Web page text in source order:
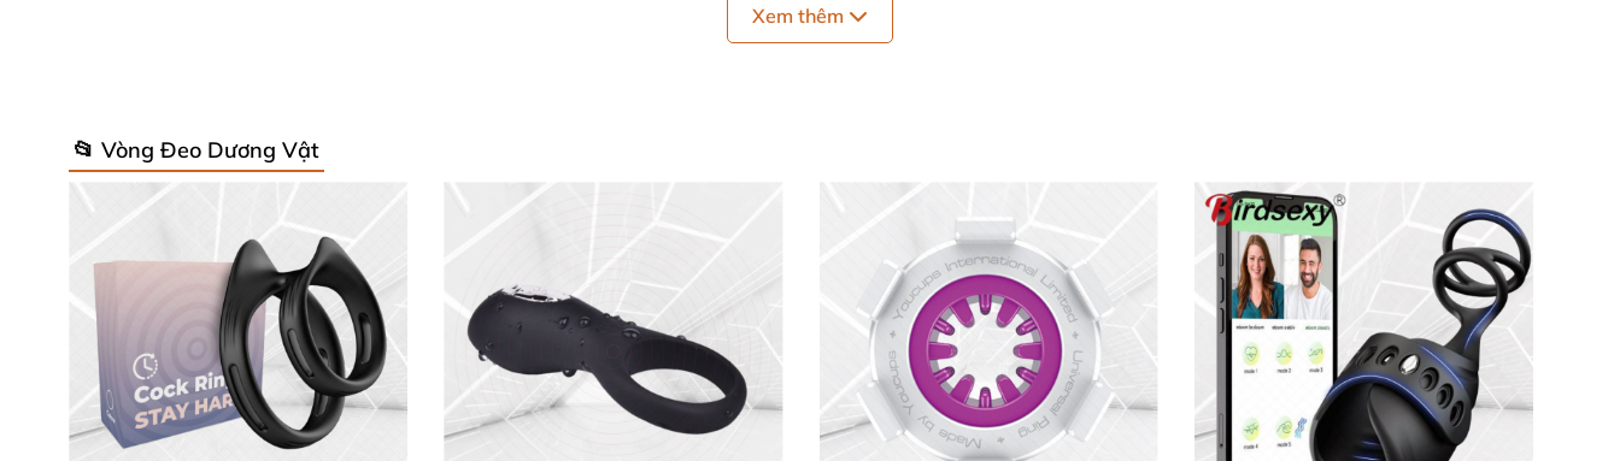
Xem thêm
📂 Vòng Đeo Dương Vật